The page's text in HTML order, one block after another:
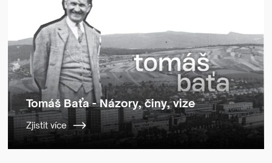
Tomáš Baťa - Názory, činy, vize
Zjistit více